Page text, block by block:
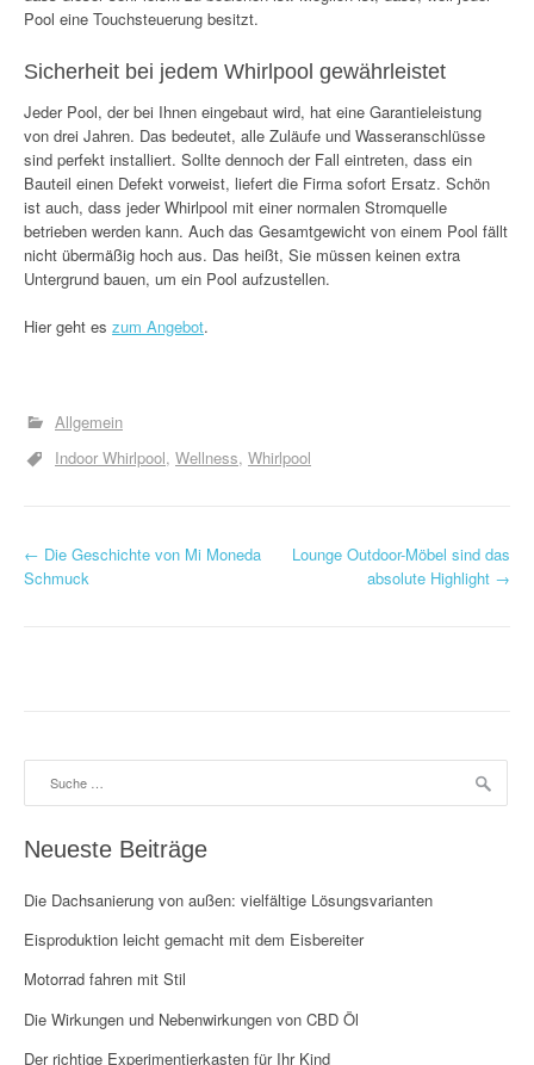
Pool eine Touchsteuerung besitzt.
Sicherheit bei jedem Whirlpool gewährleistet
Jeder Pool, der bei Ihnen eingebaut wird, hat eine Garantieleistung
von drei Jahren. Das bedeutet, alle Zuläufe und Wasseranschlüsse
sind perfekt installiert. Sollte dennoch der Fall eintreten, dass ein
Bauteil einen Defekt vorweist, liefert die Firma sofort Ersatz. Schön
ist auch, dass jeder Whirlpool mit einer normalen Stromquelle
betrieben werden kann. Auch das Gesamtgewicht von einem Pool fällt
nicht übermäßig hoch aus. Das heißt, Sie müssen keinen extra
Untergrund bauen, um ein Pool aufzustellen.
Hier geht es zum Angebot.
Allgemein
Indoor Whirlpool Wellness Whirlpool
P
v
i
g
a
t
i
← Die Geschichte von Mi Moneda
Schmuck
Lounge Outdoor-Möbel sind das
absolute Highlight →
nach:
Neueste Beiträge
Die Dachsanierung von außen: vielfältige Lösungsvarianten
Eisproduktion leicht gemacht mit dem Eisbereiter
Motorrad fahren mit Stil
Die Wirkungen und Nebenwirkungen von CBD Öl
Der richtige Experimentierkasten für Ihr Kind